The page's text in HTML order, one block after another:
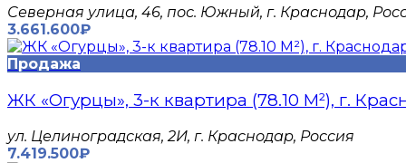
Северная улица, 46, пос. Южный, г. Краснодар,
3.661.600₽
Продажа
ЖК «Огурцы», 3-к квартира (78.10 М²), г.
​ул. Целиноградская, 2И, г. Краснодар, Россия
7.419.500₽